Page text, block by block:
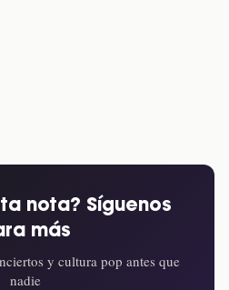
nota? Síguenos
más
y cultura pop antes que
nadie